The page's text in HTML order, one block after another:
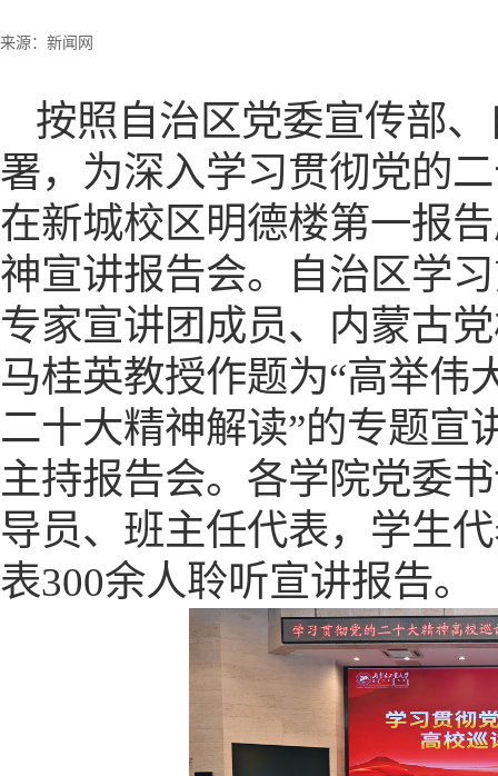
来源：新闻网
按照自治区党委宣传部
署， 为深入学习贯彻党的
在新城校区明德楼第一报
神宣讲报告会。自治区学
专家宣讲团成员、内蒙古
马桂英教授作题为“高举
二十大精神解读”的专题宣
主持报告会。各学院党委
导员、班主任代表，学生
表300余人聆听宣讲报告。